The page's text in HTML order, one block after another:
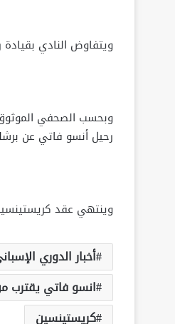
ويتفاوض النادي
وبحسب الصحفي الموثوق
رحيل أنسو فاتي عن
وينتهي عقد كريستينسين مع الفريق
أخبار الدوري
انسو فاتي يقترب
كريستينسين